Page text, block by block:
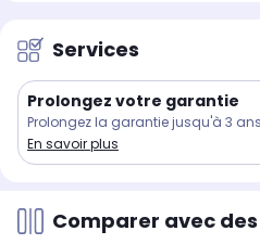
Services
Prolongez votre garantie
Prolongez la garantie jusqu'à 3 ans
En savoir plus
Comparer avec